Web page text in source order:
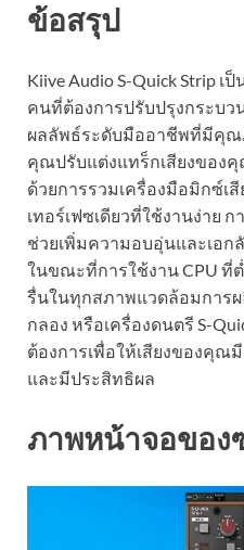
ข้อสรุป
Kiive Audio S-Quick Strip
คนที่ต้องการปรับปรุงกระบว
ผลลัพธ์ระดับมืออาชีพที่มีคุณ
คุณปรับแต่งแทร็กเสียงของคุ
ด้วยการรวมเครื่องมือมิกซ์เ
เทอร์เฟซเดียวที่ใช้งานง่าย
ช่วยเพิ่มความอบอุ่นและเอ
ในขณะที่การใช้งาน CPU ที่
รื่นในทุกสภาพแวดล้อมการ
กลอง หรือเครื่องดนตรี S-
ต้องการเพื่อให้เสียงของคุ
และมีประสิทธิผล
ภาพหน้าจอของ